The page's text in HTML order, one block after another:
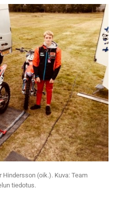
(oik.). Kuva: Team
tiedotus.